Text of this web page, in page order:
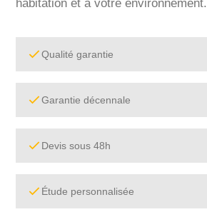
habitation et à votre environnement.
Qualité garantie
Garantie décennale
Devis sous 48h
Étude personnalisée